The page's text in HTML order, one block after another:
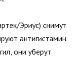
Эриус) снимут
антигистамин.
они уберут